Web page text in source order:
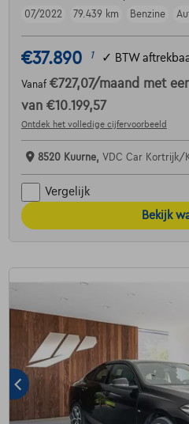
07/2022
79.439 km Benzine
€37.890 1 ✓ BTW
Vanaf €727,07/maand met
van €10.199,57
Ontdek het volledige cijfervoorbeeld
8520 Kuurne, VDC Car Kortrijk/
Vergelijk
Bekijk